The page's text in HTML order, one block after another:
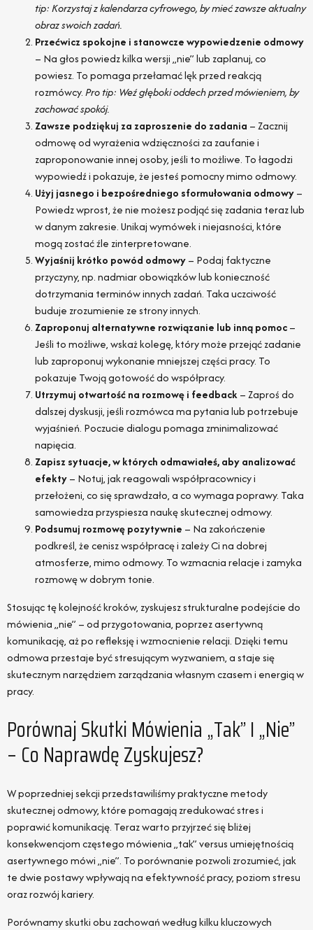
tip: Korzystaj z kalendarza cyfrowego, by mieć zawsze aktualny
obraz swoich zadań.
Przećwicz spokojne i stanowcze wypowiedzenie odmowy
– Na głos powiedz kilka wersji „nie” lub zaplanuj, co
powiesz. To pomaga przełamać lęk przed reakcją
rozmówcy.Pro tip: Weź głęboki oddech przed mówieniem, by
zachować spokój.
Zawsze podziękuj za zaproszenie do zadania – Zacznij
odmowę od wyrażenia wdzięczności za zaufanie i
zaproponowanie innej osoby, jeśli to możliwe. To łagodzi
wypowiedź i pokazuje, że jesteś pomocny mimo odmowy.
Użyj jasnego i bezpośredniego sformułowania odmowy–
Powiedz wprost, że nie możesz podjąć się zadania teraz lub
w danym zakresie. Unikaj wymówek i niejasności, które
mogą zostać źle zinterpretowane.
Wyjaśnij krótko powód odmowy– Podaj faktyczne
przyczyny, np. nadmiar obowiązków lub konieczność
dotrzymania terminów innych zadań. Taka uczciwość
buduje zrozumienie ze strony innych.
Zaproponuj alternatywne rozwiązanie lub inną pomoc–
Jeśli to możliwe, wskaż kolegę, który może przejąć zadanie
lub zaproponuj wykonanie mniejszej części pracy. To
pokazuje Twoją gotowość do współpracy.
Utrzymuj otwartość na rozmowę i feedback– Zaproś do
dalszej dyskusji, jeśli rozmówca ma pytania lub potrzebuje
wyjaśnień. Poczucie dialogu pomaga zminimalizować
napięcia.
Zapisz sytuacje, w których odmawiałeś, aby analizować
efekty– Notuj, jak reagowali współpracownicy i
przełożeni, co się sprawdzało, a co wymaga poprawy. Taka
samowiedza przyspiesza naukę skutecznej odmowy.
Podsumuj rozmowę pozytywnie – Na zakończenie
podkreśl, że cenisz współpracę i zależy Ci na dobrej
atmosferze, mimo odmowy. To wzmacnia relacje i zamyka
rozmowę w dobrym tonie.
Stosując tę kolejność kroków, zyskujesz strukturalne podejście do
mówienia „nie” – od przygotowania, poprzez asertywną
komunikację, aż po refleksję i wzmocnienie relacji. Dzięki temu
odmowa przestaje być stresującym wyzwaniem, a staje się
skutecznym narzędziem zarządzania własnym czasem i energią w
pracy.
Porównaj Skutki Mówienia „tak” I „nie”
– Co Naprawdę Zyskujesz?
W poprzedniej sekcji przedstawiliśmy praktyczne metody
skutecznej odmowy, które pomagają zredukować stres i
poprawić komunikację. Teraz warto przyjrzeć się bliżej
konsekwencjom częstego mówienia „tak” versus umiejętnością
asertywnego mówi „nie”. To porównanie pozwoli zrozumieć, jak
te dwie postawy wpływają na efektywność pracy, poziom stresu
oraz rozwój kariery.
Porównamy skutki obu zachowań według kilku kluczowych